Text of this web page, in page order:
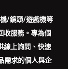
/鏡頭/遊戲機等
收服務。專為個
線上詢問、快速
需求的個人與企